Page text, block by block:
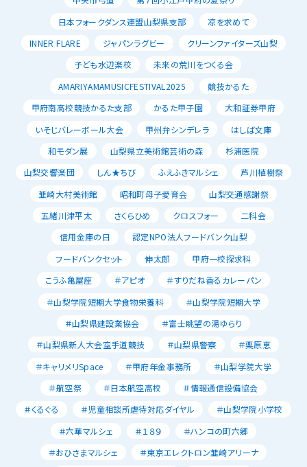
日本フォークダンス連盟山梨県支部
凉を求めて
INNER FLARE
ジャパンラグビー
クリーンファイターズ山梨
子ども水辺楽校
未来の荒川をつくる会
AMARIYAMAMUSICFESTIVAL2025
競技かるた
甲府南高校競技かるた支部
かるた甲子園
大和証券甲府
いそじバレーボール大会
甲州弁シンデレラ
はしば文庫
和モダン展
山梨県立美術館芸術の森
杉浦医院
山梨交響楽団
しん★ちび ふえふきマルシェ
芦川植樹祭
韮崎大村美術館
昭和町母子愛育会
山梨交通感謝祭
五緒川津平太
さくらひめ クロスフォー
二科会
信用金庫の日
認定NPO法人フードバンク山梨
フードバンクセット
伸太郎
甲府一校探求科
こうふ亀屋座
＃アピオ
＃すりだね香るカレーパン
＃山梨学院短期大学食物栄養科
＃山梨学院短期大学
＃山梨県建設業協会
＃富士眺望の湯ゆらり
＃山梨県新人大会空手道競技
＃山梨県警察
＃栗原恵
＃キャリメリSpace
＃甲府年金事務所
＃山梨学院大学
＃航空祭
＃日本航空高校
＃情報通信設備協会
＃くるぐる
＃児童相談所虐待対応ダイヤル
＃山梨学院小学校
＃六華マルシェ
＃１８９
＃ハンコの町六郷
＃おひさまマルシェ
＃東京エレクトロン韮崎アリーナ